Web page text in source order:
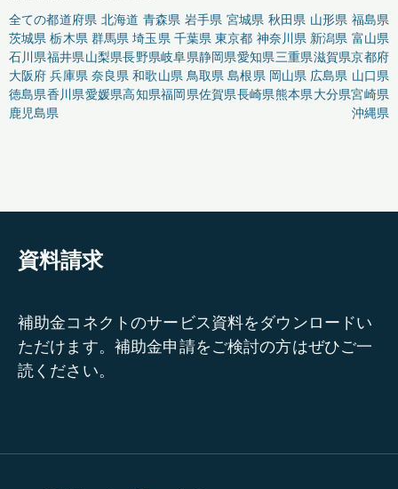
全ての都道府県 北海道 青森県 岩手県 宮城県 秋田県 山形県 福島県
茨城県 栃木県 群馬県 埼玉県 千葉県 東京都 神奈川県 新潟県 富山県
石川県福井県山梨県長野県岐阜県静岡県愛知県三重県滋賀県京都府
大阪府 兵庫県 奈良県 和歌山県 鳥取県 島根県 岡山県 広島県 山口県
徳島県香川県愛媛県高知県福岡県佐賀県長崎県熊本県大分県宮崎県
鹿児島県
沖縄県
資料請求
補助金コネクトのサービス資料をダウンロードい
ただけます。補助金申請をご検討の方はぜひご一
読ください。